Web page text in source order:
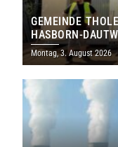
GEMEINDE
HASBORN-
MILLIONEN EURO
Montag, 3. August 2026